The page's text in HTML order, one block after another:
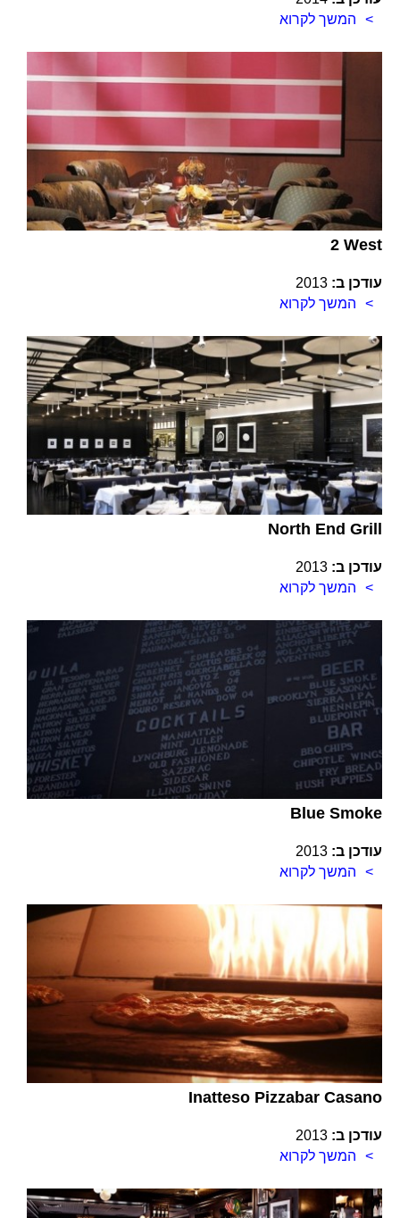
המשך לקרוא
2 West
עודכן ב: 2013
המשך לקרוא
North End Grill
עודכן ב: 2013
המשך לקרוא
Blue Smoke
עודכן ב: 2013
המשך לקרוא
Inatteso Pizzabar Casano
עודכן ב: 2013
המשך לקרוא